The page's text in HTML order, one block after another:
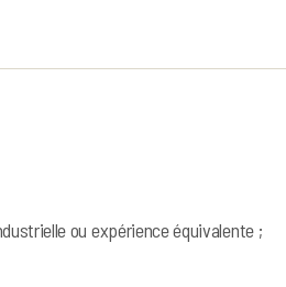
ou expérience équivalente ;